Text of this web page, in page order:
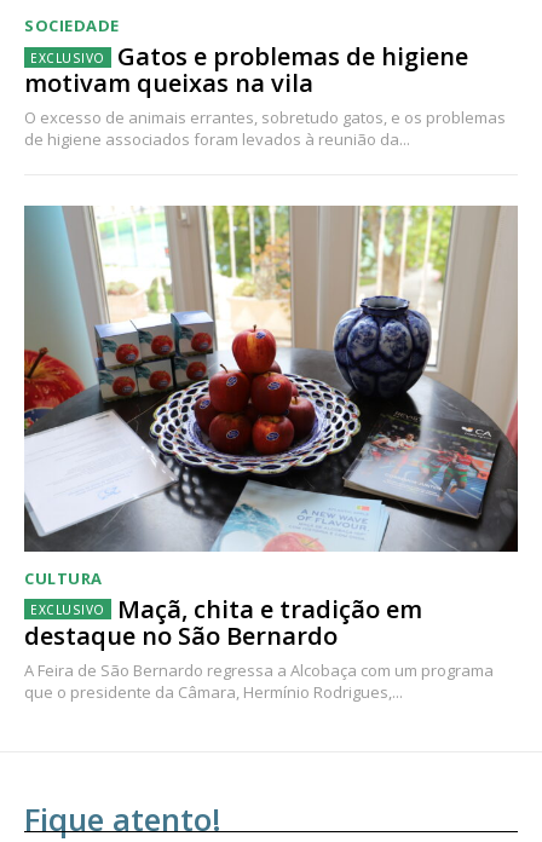
SOCIEDADE
Gatos e problemas de higiene
motivam queixas na vila
O excesso de animais errantes, sobretudo gatos, e os problemas
de higiene associados foram levados à reunião da...
CULTURA
Maçã, chita e tradição em
destaque no São Bernardo
A Feira de São Bernardo regressa a Alcobaça com um programa
que o presidente da Câmara, Hermínio Rodrigues,...
Fique atento!